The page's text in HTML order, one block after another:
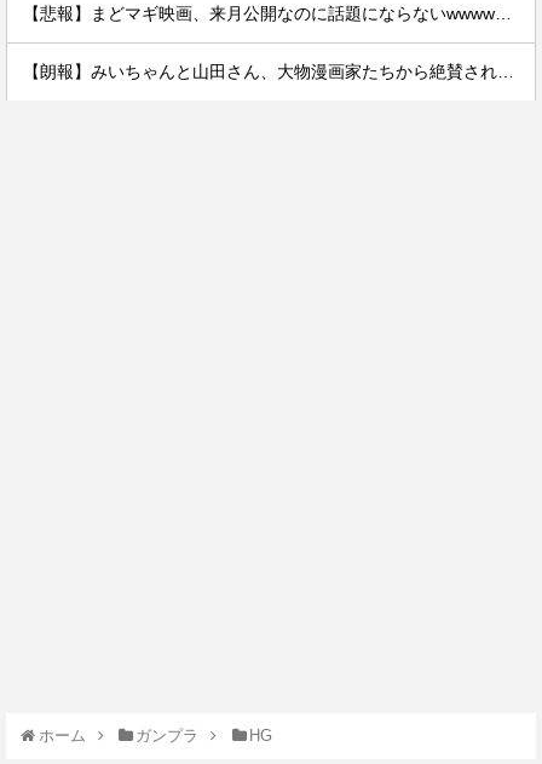
ホーム ガンプラ HG